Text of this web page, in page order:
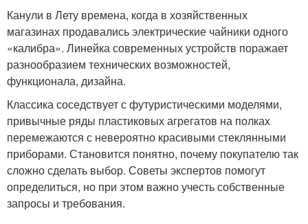
Канули в Лету времена, когда в хозяйственных
магазинах продавались электрические чайники одного
«калибра». Линейка современных устройств поражает
разнообразием технических возможностей,
функционала, дизайна.
Классика соседствует с футуристическими моделями,
привычные ряды пластиковых агрегатов на полках
перемежаются с невероятно красивыми стеклянными
приборами. Становится понятно, почему покупателю так
сложно сделать выбор. Советы экспертов помогут
определиться, но при этом важно учесть собственные
запросы и требования.